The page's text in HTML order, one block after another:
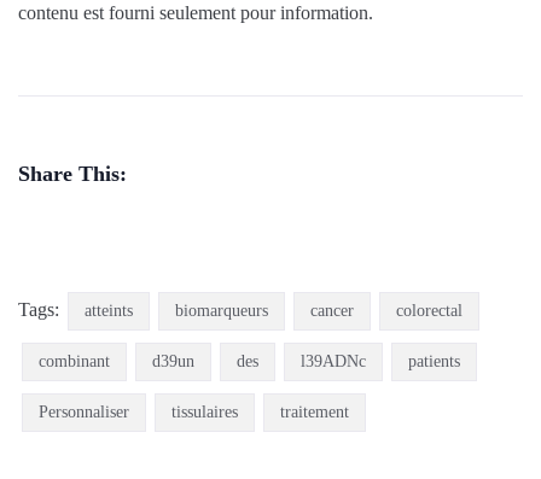
contenu est fourni seulement pour information.
Share This:
Tags: atteints biomarqueurs cancer colorectal
combinant d39un des l39ADNc patients
Personnaliser tissulaires traitement